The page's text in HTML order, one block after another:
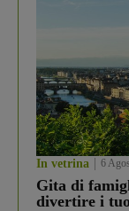
In vetrina 6
Gita di
divertire i